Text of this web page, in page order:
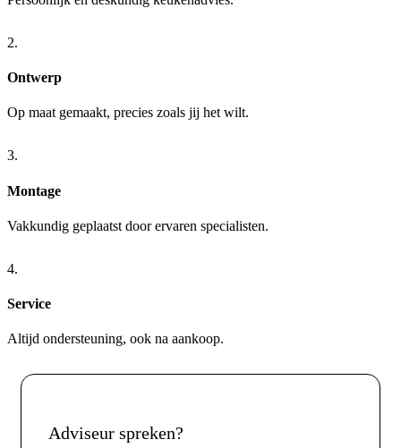
2.
Ontwerp
Op maat gemaakt, precies zoals jij het wilt.
3.
Montage
Vakkundig geplaatst door ervaren specialisten.
4.
Service
Altijd ondersteuning, ook na aankoop.
Adviseur spreken?